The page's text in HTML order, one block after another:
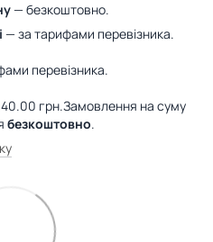
— безкоштовно.
— за тарифами перевізника.
перевізника.
40.00 грн.Замовлення на суму
безкоштовно.